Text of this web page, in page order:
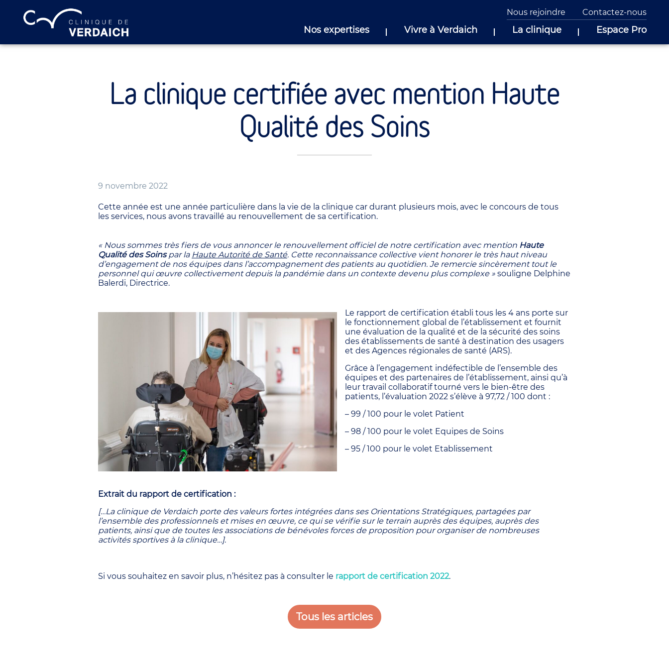
Nos expertises Vivre à Verdaich La clinique Espace Pro
Nous rejoindre Contactez-nous
La clinique certifiée avec mention Haute
Qualité des Soins
9 novembre 2022
Cette année est une année particulière dans la vie de la clinique car durant plusieurs mois, avec le concours de tous
les services, nous avons travaillé au renouvellement de sa certification.
« Nous sommes très fiers de vous annoncer le renouvellement officiel de notre certification avec mention Haute
Qualité des Soinspar la Haute Autorité de Santé. Cette reconnaissance collective vient honorer le très haut niveau
d’engagement de nos équipes dans l’accompagnement des patients au quotidien. Je remercie sincèrement tout le
personnel qui œuvre collectivement depuis la pandémie dans un contexte devenu plus complexe » souligne Delphine
Balerdi, Directrice.
Le rapport de certification établi tous les 4 ans porte sur
le fonctionnement global de l’établissement et fournit
une évaluation de la qualité et de la sécurité des soins
des établissements de santé à destination des usagers
et des Agences régionales de santé (ARS).
Grâce à l’engagement indéfectible de l’ensemble des
équipes et des partenaires de l’établissement, ainsi qu’à
leur travail collaboratif tourné vers le bien-être des
patients, l’évaluation 2022 s’élève à 97,72 / 100 dont :
– 99 / 100 pour le volet Patient
– 98 / 100 pour le volet Equipes de Soins
– 95 / 100 pour le volet Etablissement
Extrait du rapport de certification :
[…La clinique de Verdaich porte des valeurs fortes intégrées dans ses Orientations Stratégiques, partagées par
l’ensemble des professionnels et mises en œuvre, ce qui se vérifie sur le terrain auprès des équipes, auprès des
patients, ainsi que de toutes les associations de bénévoles forces de proposition pour organiser de nombreuses
activités sportives à la clinique…].
Si vous souhaitez en savoir plus, n’hésitez pas à consulter le rapport de certification 2022.
Tous les articles